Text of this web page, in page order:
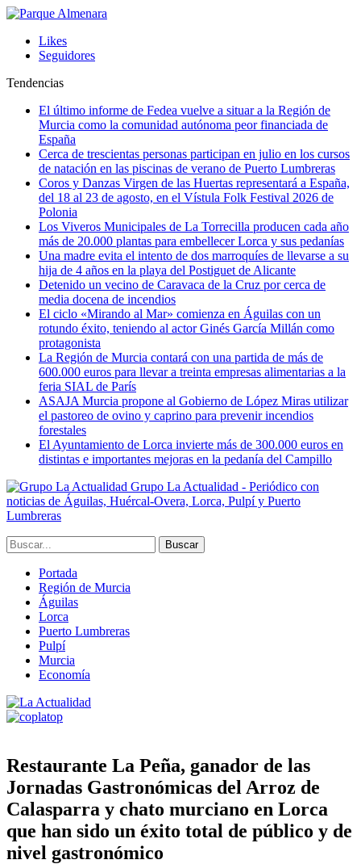
Likes
Seguidores
Tendencias
El último informe de Fedea vuelve a situar a la Región de
Murcia como la comunidad autónoma peor financiada de
España
Cerca de trescientas personas participan en julio en los cursos
de natación en las piscinas de verano de Puerto Lumbreras
Coros y Danzas Virgen de las Huertas representará a España,
del 18 al 23 de agosto, en el Vístula Folk Festival 2026 de
Polonia
Los Viveros Municipales de La Torrecilla producen cada año
más de 20.000 plantas para embellecer Lorca y sus pedanías
Una madre evita el intento de dos marroquíes de llevarse a su
hija de 4 años en la playa del Postiguet de Alicante
Detenido un vecino de Caravaca de la Cruz por cerca de
media docena de incendios
El ciclo «Mirando al Mar» comienza en Águilas con un
rotundo éxito, teniendo al actor Ginés García Millán como
protagonista
La Región de Murcia contará con una partida de más de
600.000 euros para llevar a treinta empresas alimentarias a la
feria SIAL de París
ASAJA Murcia propone al Gobierno de López Miras utilizar
el pastoreo de ovino y caprino para prevenir incendios
forestales
El Ayuntamiento de Lorca invierte más de 300.000 euros en
distintas e importantes mejoras en la pedanía del Campillo
Grupo La Actualidad - Periódico con
noticias de Águilas, Huércal-Overa, Lorca, Pulpí y Puerto
Lumbreras
Portada
Región de Murcia
Águilas
Lorca
Puerto Lumbreras
Pulpí
Murcia
Economía
Restaurante La Peña, ganador de las
Jornadas Gastronómicas del Arroz de
Calasparra y chato murciano en Lorca
que han sido un éxito total de público y de
nivel gastronómico